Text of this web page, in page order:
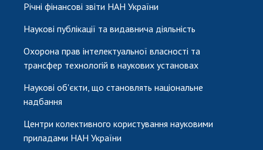
Річні фінансові звіти НАН України
Наукові публікації та видавнича діяльність
Охорона прав інтелектуальної власності та
трансфер технологій в наукових установах
Наукові об'єкти, що становлять національне
надбання
Центри колективного користування науковими
приладами НАН України